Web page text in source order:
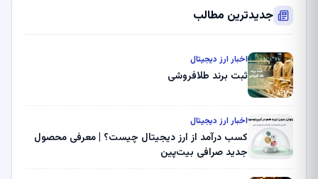
جدیدترین مطالب
اخبار ارز دیجیتال
ثبت برند طلافروشی
اخبار ارز دیجیتال
کسب درآمد از ارز دیجیتال چیست؟ | معرفی محصول
جدید صرافی بیت‌پین